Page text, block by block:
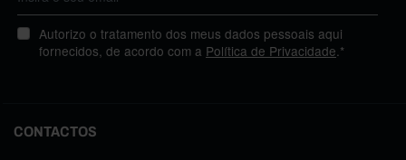
Autorizo o tratamento dos meus dados pessoais aqui
fornecidos, de acordo com a Política de Privacidade .*
CONTACTOS